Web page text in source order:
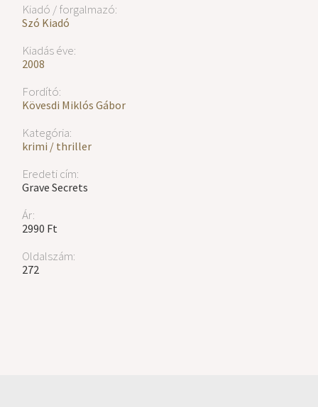
Kiadó / forgalmazó:
Szó Kiadó
Kiadás éve:
2008
Fordító:
Kövesdi Miklós Gábor
Kategória:
krimi / thriller
Eredeti cím:
Grave Secrets
Ár:
2990 Ft
Oldalszám:
272